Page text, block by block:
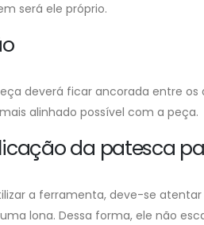
será ele próprio.
deverá ficar ancorada entre os
alinhado possível com a peça.
da patesca
a ferramenta, deve-se
lona. Dessa forma, ele não